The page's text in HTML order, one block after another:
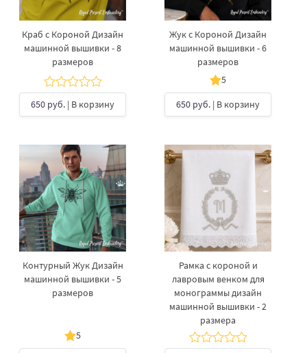
Краб с Короной Дизайн
машинной вышивки - 8
размеров
650 руб. | В корзину
Жук с Короной Дизайн
машинной вышивки - 6
размеров
5
650 руб. | В корзину
Контурный Жук Дизайн
машинной вышивки - 5
размеров
5
Рамка с короной и
лавровым венком для
монограммы дизайн
машинной вышивки - 2
размера